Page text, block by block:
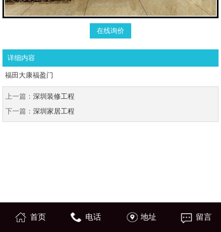
在线询价
详细内容
福田大康福盈门
上一篇： 深圳装修工程
下一篇： 深圳家居工程
首页 电话 地址 留言